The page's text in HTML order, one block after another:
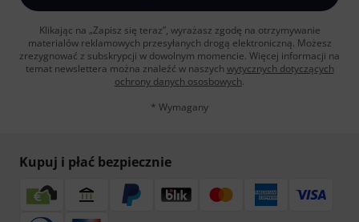
Klikając na „Zapisz się teraz”, wyrażasz zgodę na otrzymywanie
materialów reklamowych przesyłanych drogą elektroniczną. Możesz
zrezygnować z subskrypcji w dowolnym momencie. Więcej informacji na
temat newslettera można znaleźć w naszych wytycznych dotyczących
ochrony danych ososbowych.
* Wymagany
Kupuj i płać bezpiecznie